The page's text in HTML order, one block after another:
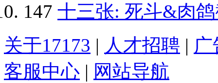
147 十三张: 死斗&肉
关于17173 | 人才招聘 |
客服中心 | 网站导航